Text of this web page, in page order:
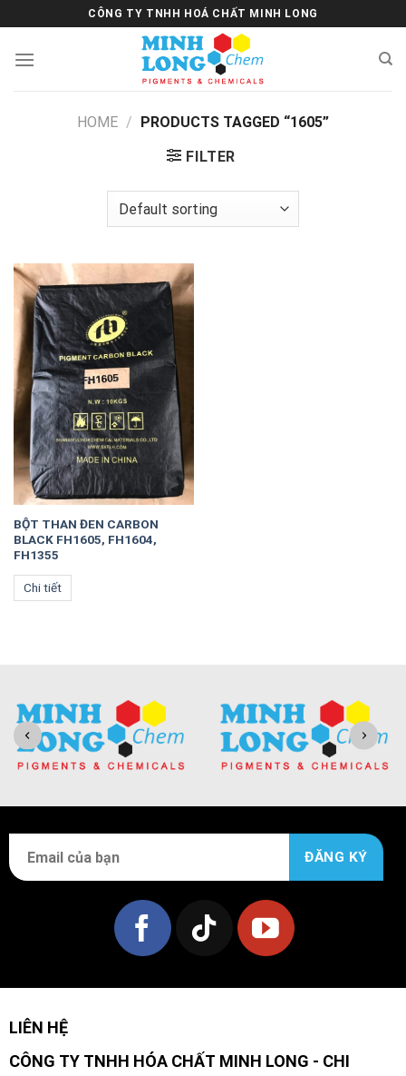
to
content
CÔNG TY TNHH HOÁ CHẤT MINH LONG
HOME / PRODUCTS TAGGED “1605”
FILTER
BỘT THAN ĐEN CARBON
BLACK FH1605, FH1604,
FH1355
Chi tiết
LIÊN HỆ
CÔNG TY TNHH HÓA CHẤT MINH LONG - CHI